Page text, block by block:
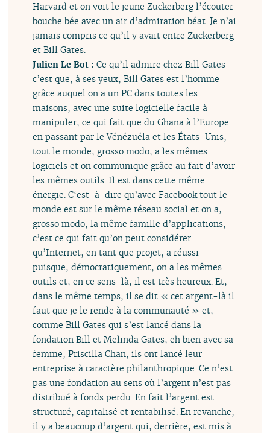
Harvard et on voit le jeune Zuckerberg l’écouter
bouche bée avec un air d’admiration béat. Je n’ai
jamais compris ce qu’il y avait entre Zuckerberg
et Bill Gates.
Julien Le Bot :Ce qu’il admire chez Bill Gates
c’est que, à ses yeux, Bill Gates est l’homme
grâce auquel on a un PC dans toutes les
maisons, avec une suite logicielle facile à
manipuler, ce qui fait que du Ghana à l’Europe
en passant par le Vénézuéla et les États-Unis,
tout le monde, grosso modo, a les mêmes
logiciels et on communique grâce au fait d’avoir
les mêmes outils. Il est dans cette même
énergie. C‘est-à-dire qu’avec Facebook tout le
monde est sur le même réseau social et on a,
grosso modo, la même famille d’applications,
c’est ce qui fait qu’on peut considérer
qu’Internet, en tant que projet, a réussi
puisque, démocratiquement, on a les mêmes
outils et, en ce sens-là, il est très heureux. Et,
dans le même temps, il se dit « cet argent-là il
faut que je le rende à la communauté » et,
comme Bill Gates qui s’est lancé dans la
fondation Bill et Melinda Gates, eh bien avec sa
femme, Priscilla Chan, ils ont lancé leur
entreprise à caractère philanthropique. Ce n’est
pas une fondation au sens où l’argent n’est pas
distribué à fonds perdu. En fait l’argent est
structuré, capitalisé et rentabilisé. En revanche,
il y a beaucoup d’argent qui, derrière, est mis à